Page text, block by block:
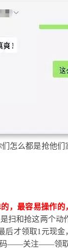
怎么都是抢他
，最容易操作
扫和抢这两个
后才领取1元现
码——关注——领取